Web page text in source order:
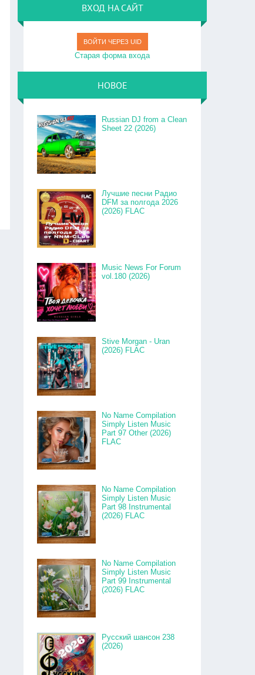
ВХОД НА САЙТ
ВОЙТИ ЧЕРЕЗ UID
Старая форма входа
НОВОЕ
Russian DJ from a Clean
Sheet 22 (2026)
Лучшие песни Радио
DFM за полгода 2026
(2026) FLAC
Music News For Forum
vol.180 (2026)
Stive Morgan - Uran
(2026) FLAC
No Name Compilation
Simply Listen Music
Part 97 Other (2026)
FLAC
No Name Compilation
Simply Listen Music
Part 98 Instrumental
(2026) FLAC
No Name Compilation
Simply Listen Music
Part 99 Instrumental
(2026) FLAC
Русский шансон 238
(2026)